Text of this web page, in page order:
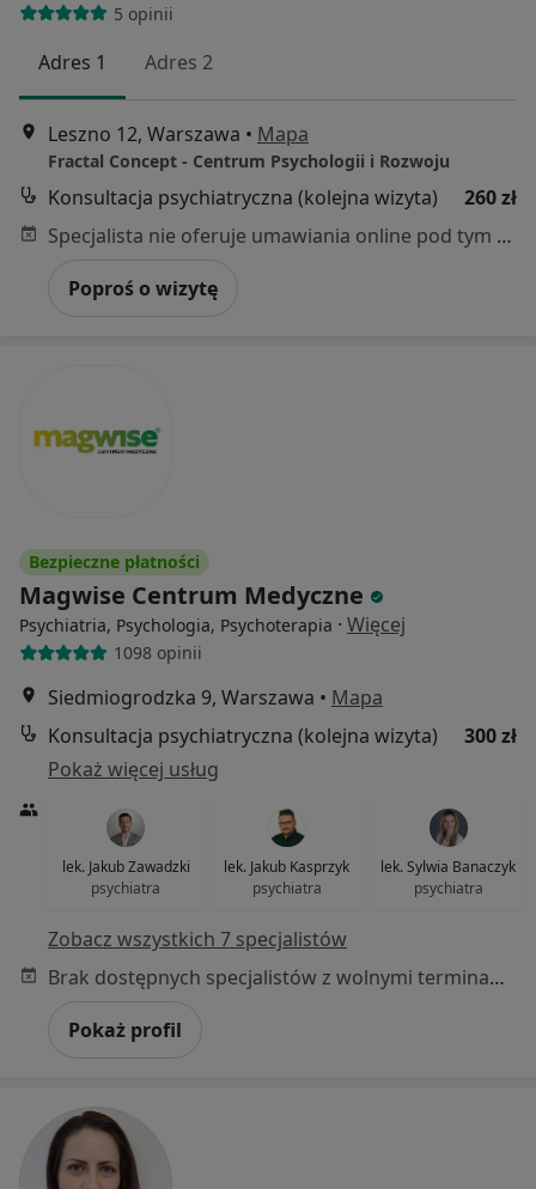
5 opinii
Adres 1 Adres 2
Leszno 12, Warszawa • Mapa
Fractal Concept - Centrum Psychologii i Rozwoju
Konsultacja psychiatryczna (kolejna wizyta)
260 zł
Specjalista nie oferuje umawiania online pod tym adresem.
Poproś o wizytę
Bezpieczne płatności
Magwise Centrum Medyczne
Psychiatria, Psychologia, Psychoterapia · Więcej
1098 opinii
Siedmiogrodzka 9, Warszawa • Mapa
Konsultacja psychiatryczna (kolejna wizyta)
300 zł
Pokaż więcej usług
lek. Jakub Zawadzki
psychiatra
lek. Jakub Kasprzyk
psychiatra
lek. Sylwia Banaczyk
psychiatra
Zobacz wszystkich 7 specjalistów
Brak dostępnych specjalistów z wolnymi terminami w tym centrum medycznym.
Pokaż profil